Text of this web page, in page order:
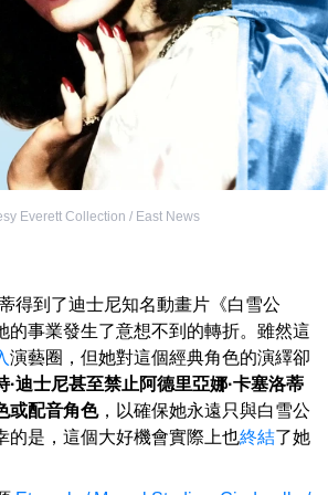
Everett Collection / East News
得到了迪士尼知名動畫片《白雪公
的事業發生了意想不到的轉折。雖然這
演藝圈，但她對這個經典角色的演繹卻
·迪士尼甚至禁止阿德里亞娜·卡塞洛蒂
或配音角色，以確保她永遠只與白雪公
的是，這個大好機會實際上也終結了她